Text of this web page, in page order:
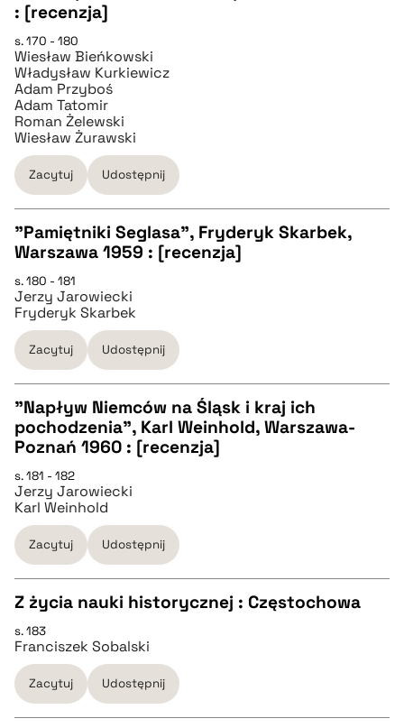
pobierz cytat
BIBTEX
pobierz cytat
: [recenzja]
s. 170 - 180
Wiesław Bieńkowski
Władysław Kurkiewicz
Adam Przyboś
Adam Tatomir
Roman Żelewski
Wiesław Żurawski
Zacytuj Udostępnij
pobierz cytat
BIBTEX
pobierz cytat
"Pamiętniki Seglasa", Fryderyk Skarbek,
Warszawa 1959 : [recenzja]
s. 180 - 181
Jerzy Jarowiecki
Fryderyk Skarbek
Zacytuj Udostępnij
CZYSTY TEKST
pobierz cytat
BIBTEX
pobierz cytat
"Napływ Niemców na Śląsk i kraj ich
pochodzenia", Karl Weinhold, Warszawa-
Poznań 1960 : [recenzja]
s. 181 - 182
Jerzy Jarowiecki
Karl Weinhold
Zacytuj Udostępnij
CZYSTY TEKST
pobierz cytat
Z życia nauki historycznej : Częstochowa
s. 183
Franciszek Sobalski
Zacytuj Udostępnij